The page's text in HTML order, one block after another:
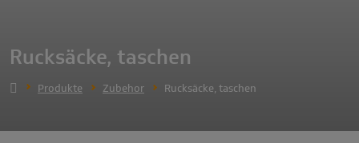
Rucksäcke, taschen
Produkte Zubehor Rucksäcke, taschen